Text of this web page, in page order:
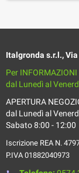
Italgronda s.r.l.,
Per INFORMAZIONI
dal Lunedì al
APERTURA
dal Lunedì al
Sabato 8:00 - 12:00
Iscrizione REA N.
P.IVA 01882040973